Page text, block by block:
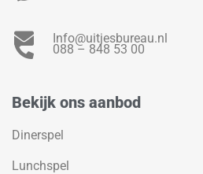
Info@uitjesbureau.nl
088 – 848 53 00
Bekijk ons aanbod
Dinerspel
Lunchspel